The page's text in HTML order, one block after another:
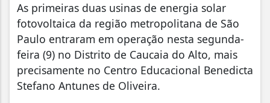
As primeiras duas usinas de energia solar
fotovoltaica da região metropolitana de São
Paulo entraram em operação nesta segunda-
feira (9) no Distrito de Caucaia do Alto, mais
precisamente no Centro Educacional Benedicta
Stefano Antunes de Oliveira.